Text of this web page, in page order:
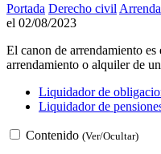
Portada Derecho civil
el 02/08/2023
El canon de arrendamiento
arrendamiento o alquiler de
Liquidador de
Liquidador de
Contenido (Ver/Ocultar)